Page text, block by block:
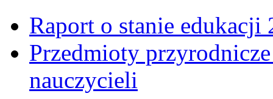
Raport o stanie edukacji
Przedmioty
nauczycieli